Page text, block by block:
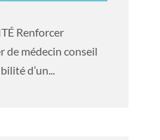
Renforcer
de médecin conseil
d’un...